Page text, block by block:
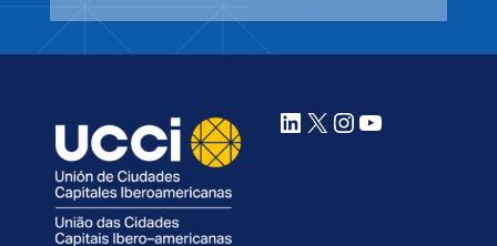
LinkedIn
X Instagram
YouTube